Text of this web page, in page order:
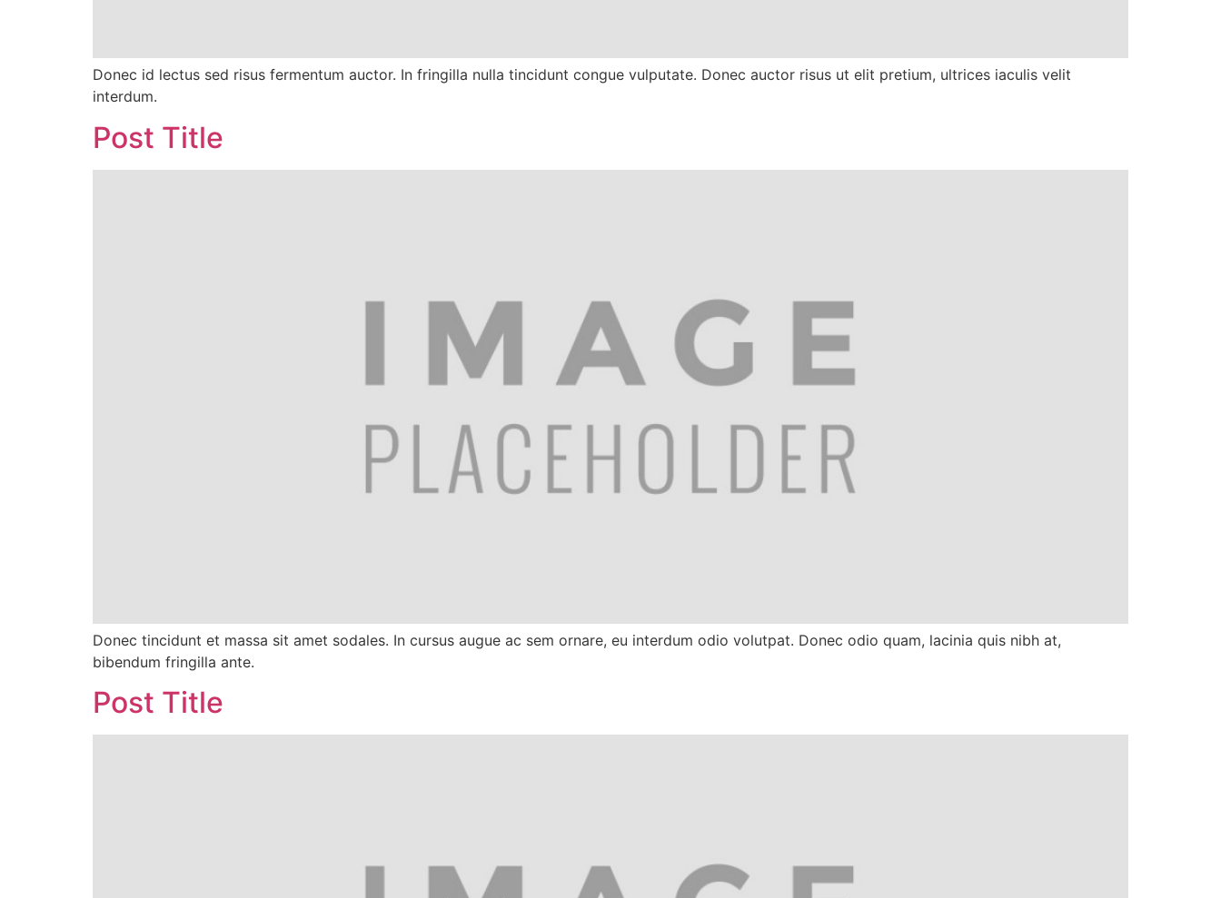
Donec id lectus sed risus fermentum auctor. In fringilla nulla tincidunt congue vulputate. Donec auctor risus ut elit pretium, ultrices iaculis velit
interdum.
Post Title
Donec tincidunt et massa sit amet sodales. In cursus augue ac sem ornare, eu interdum odio volutpat. Donec odio quam, lacinia quis nibh at,
bibendum fringilla ante.
Post Title